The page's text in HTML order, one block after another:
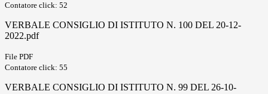
Contatore click: 52
VERBALE CONSIGLIO DI ISTITUTO N. 100 DEL 20-12-
2022.pdf
File PDF
Contatore click: 55
VERBALE CONSIGLIO DI ISTITUTO N. 99 DEL 26-10-